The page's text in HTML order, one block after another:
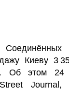
Киеву 3
Об этом 24
Journal,